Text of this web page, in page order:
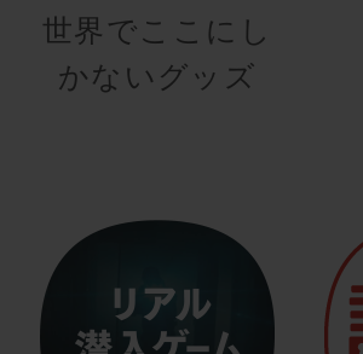
世界でここにし
かないグッズ